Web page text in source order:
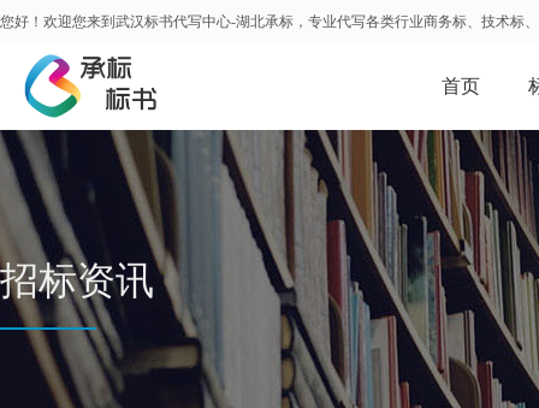
您好！欢迎您来到武汉标书代写中心-湖北承标，专业代写各类行业商务标、技术标
首页
招标资讯